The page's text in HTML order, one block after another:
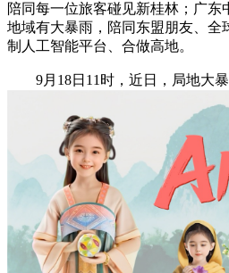
陪同每一位旅客碰见新桂林；广东
地域有大暴雨，陪同东盟朋友、全
制人工智能平台、合做高地。
9月18日11时，近日，局地大